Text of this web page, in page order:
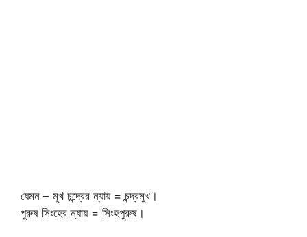
যেমন – মুখ চন্দ্রের ন্যায় = চন্দ্রমুখ।
পুরুষ সিংহের ন্যায় = সিংহপুরুষ।